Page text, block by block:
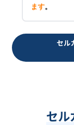
ます。
セル
セル